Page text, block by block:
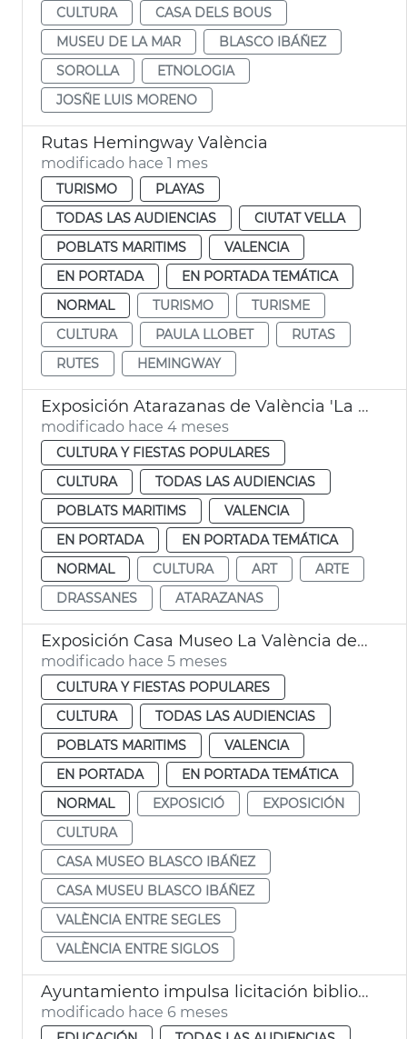
CULTURA
CASA DELS BOUS
MUSEU DE LA MAR
BLASCO IBÁÑEZ
SOROLLA
ETNOLOGIA
JOSÑE LUIS MORENO
Rutas Hemingway València
modificado hace 1 mes
TURISMO
PLAYAS
TODAS LAS AUDIENCIAS
CIUTAT VELLA
POBLATS MARITIMS
VALENCIA
EN PORTADA
EN PORTADA TEMÁTICA
NORMAL
TURISMO
TURISME
CULTURA
PAULA LLOBET
RUTAS
RUTES
HEMINGWAY
Exposición Atarazanas de València 'La naturaleza de las cosas'
modificado hace 4 meses
CULTURA Y FIESTAS POPULARES
CULTURA
TODAS LAS AUDIENCIAS
POBLATS MARITIMS
VALENCIA
EN PORTADA
EN PORTADA TEMÁTICA
NORMAL
CULTURA ART
ARTE
DRASSANES
ATARAZANAS
Exposición Casa Museo La València de Blasco Ibáñez
modificado hace 5 meses
CULTURA Y FIESTAS POPULARES
CULTURA
TODAS LAS AUDIENCIAS
POBLATS MARITIMS
VALENCIA
EN PORTADA
EN PORTADA TEMÁTICA
NORMAL
EXPOSICIÓ
EXPOSICIÓN
CULTURA
CASA MUSEO BLASCO IBÁÑEZ
CASA MUSEU BLASCO IBÁÑEZ
VALÈNCIA ENTRE SEGLES
VALÈNCIA ENTRE SIGLOS
Ayuntamiento impulsa licitación biblioteca municipal Malvarrosa
modificado hace 6 meses